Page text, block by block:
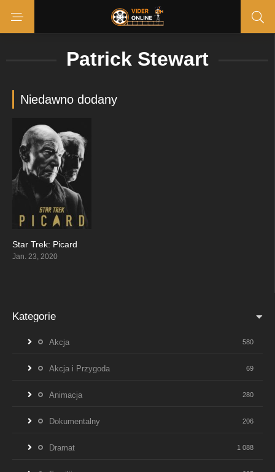
Patrick Stewart
Niedawno dodany
7.267
Star Trek: Picard
Jan. 23, 2020
Kategorie
Akcja 580
Akcja i Przygoda 69
Animacja 280
Dokumentalny 206
Dramat 1 088